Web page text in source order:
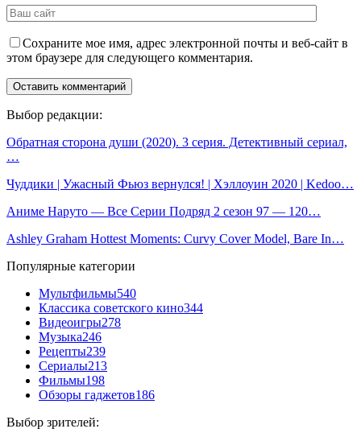
Сохраните мое имя, адрес электронной почты и веб-сайт в
этом браузере для следующего комментария.
Выбор редакции:
Обратная сторона души (2020). 3 серия. Детективный сериал,
…
Чуддики | Ужасный Фьюз вернулся! | Хэллоуин 2020 | Kedoo…
Аниме Наруто — Все Серии Подряд 2 сезон 97 — 120…
Ashley Graham Hottest Moments: Curvy Cover Model, Bare In…
Популярные категории
Мультфильмы540
Классика советского кино344
Видеоигры278
Музыка246
Рецепты239
Сериалы213
Фильмы198
Обзоры гаджетов186
Выбор зрителей: